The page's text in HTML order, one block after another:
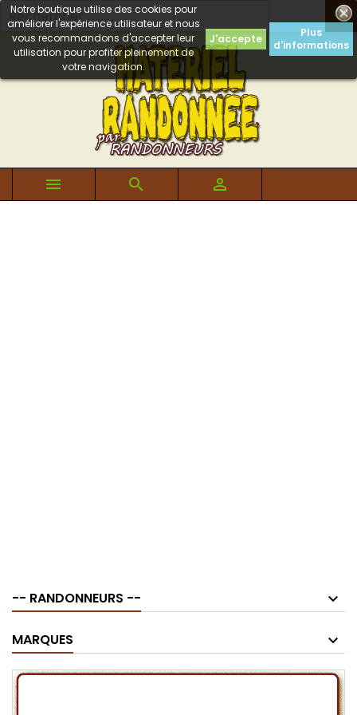

Notre boutique utilise des cookies pour
améliorer l'expérience utilisateur et nous
vous recommandons d'accepter leur
utilisation pour profiter pleinement de
votre navigation.
J'accepte
Plus
d'informations
  
-- RANDONNEURS --
MARQUES